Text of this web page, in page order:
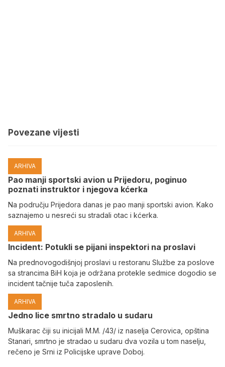
Povezane vijesti
ARHIVA
Pao manji sportski avion u Prijedoru, poginuo
poznati instruktor i njegova kćerka
Na području Prijedora danas je pao manji sportski avion. Kako
saznajemo u nesreći su stradali otac i kćerka.
ARHIVA
Incident: Potukli se pijani inspektori na proslavi
Na prednovogodišnjoj proslavi u restoranu Službe za poslove
sa strancima BiH koja je održana protekle sedmice dogodio se
incident tačnije tuča zaposlenih.
ARHIVA
Јedno lice smrtno stradalo u sudaru
Muškarac čiji su inicijali M.M. /43/ iz naselja Cerovica, opština
Stanari, smrtno je stradao u sudaru dva vozila u tom naselju,
rečeno je Srni iz Policijske uprave Doboj.